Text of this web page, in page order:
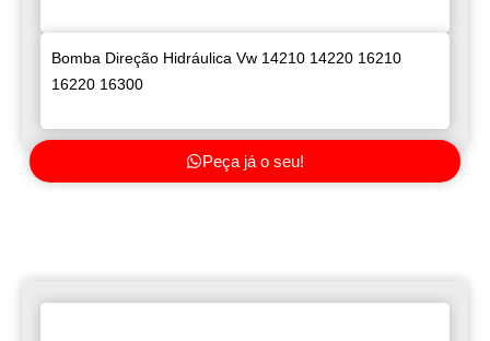
Bomba Direção Hidráulica Vw 14210 14220 16210
16220 16300
Peça já o seu!